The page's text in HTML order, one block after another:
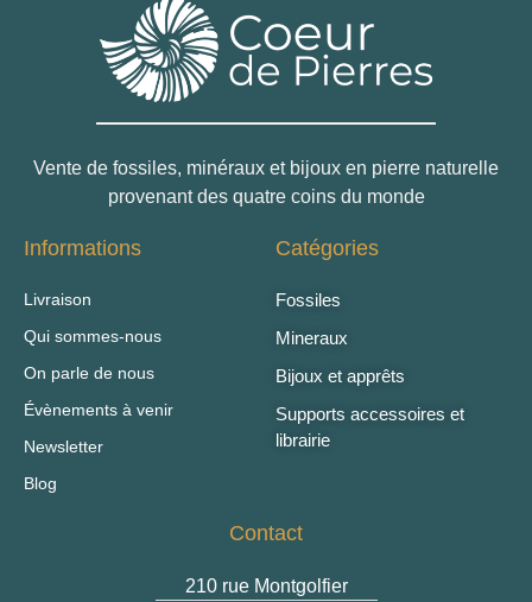
Vente de fossiles, minéraux et bijoux en pierre naturelle
provenant des quatre coins du monde
Informations
Livraison
Qui sommes-nous
On parle de nous
Évènements à venir
Newsletter
Blog
Catégories
Fossiles
Mineraux
Bijoux et apprêts
Supports accessoires et
librairie
Contact
210 rue Montgolfier